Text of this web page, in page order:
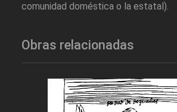
comunidad doméstica o la estatal).
Obras relacionadas